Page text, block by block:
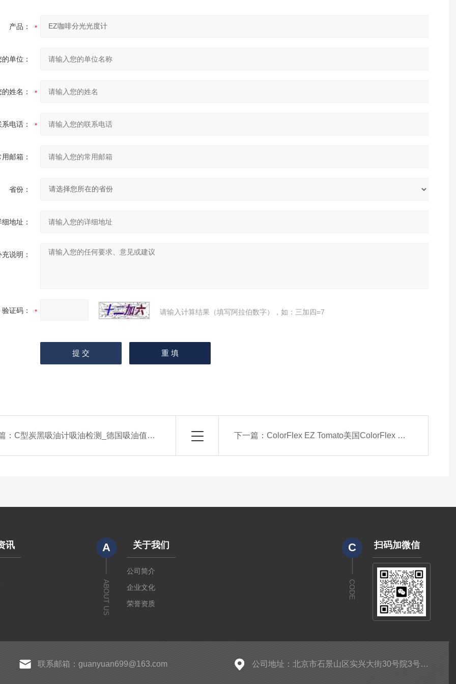
产品：
的单位：
的姓名：
系电话：
用邮箱：
省份：
细地址：
充说明：
验证码： 请输入计算结果（填写阿拉伯数字），如：三加四=7
：C型炭黑吸油计吸油检测_德国吸油值仪器 下一篇： ColorFlex EZ Tomato美国ColorFlex EZ Tomato颜色分光光度计
讯 A
ABOUT US
关于我们
公司简介
企业文化
荣誉资质
C
CODE
扫码加微信
联系邮箱：guanyuan699@163.com 公司地址：北京市石景山区实兴大街30号院3号楼2层A-0299房间